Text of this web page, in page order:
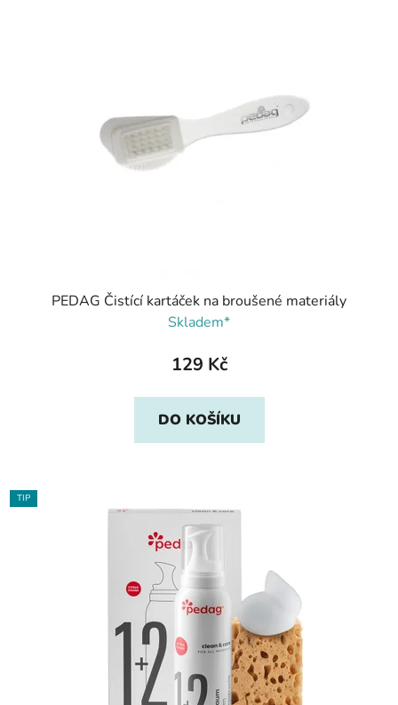
PEDAG Čistící kartáček na broušené materiály
Skladem*
129 Kč
DO KOŠÍKU
TIP